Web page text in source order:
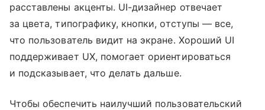
расставлены акценты. UI-дизайнер отвечает
за цвета, типографику, кнопки, отступы — все,
что пользователь видит на экране. Хороший UI
поддерживает UX, помогает ориентироваться
и подсказывает, что делать дальше.
Чтобы обеспечить наилучший пользовательский